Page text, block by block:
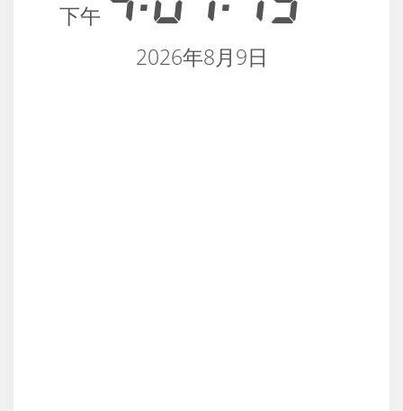
下午
2026年8月9日